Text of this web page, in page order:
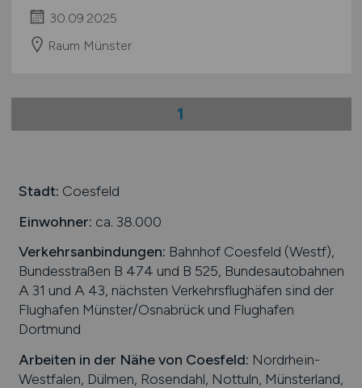
30.09.2025
Raum Münster
1
Stadt: Coesfeld
Einwohner: ca. 38.000
Verkehrsanbindungen: Bahnhof Coesfeld (Westf),
Bundesstraßen B 474 und B 525, Bundesautobahnen
A 31 und A 43, nächsten Verkehrsflughäfen sind der
Flughafen Münster/Osnabrück und Flughafen
Dortmund
Arbeiten in der Nähe von Coesfeld: Nordrhein-
Westfalen, Dülmen, Rosendahl, Nottuln, Münsterland,